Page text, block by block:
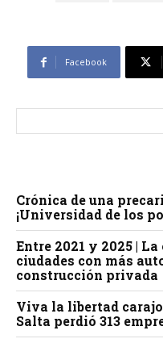
Facebook
Crónica de una
¡Universidad de los
Entre 2021 y 2025 |
ciudades con más
construcción privada
Viva la libertad
Salta perdió 313